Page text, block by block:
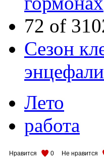
72 of
Сезон
Лето
работа
Нравится 0 Не нравится